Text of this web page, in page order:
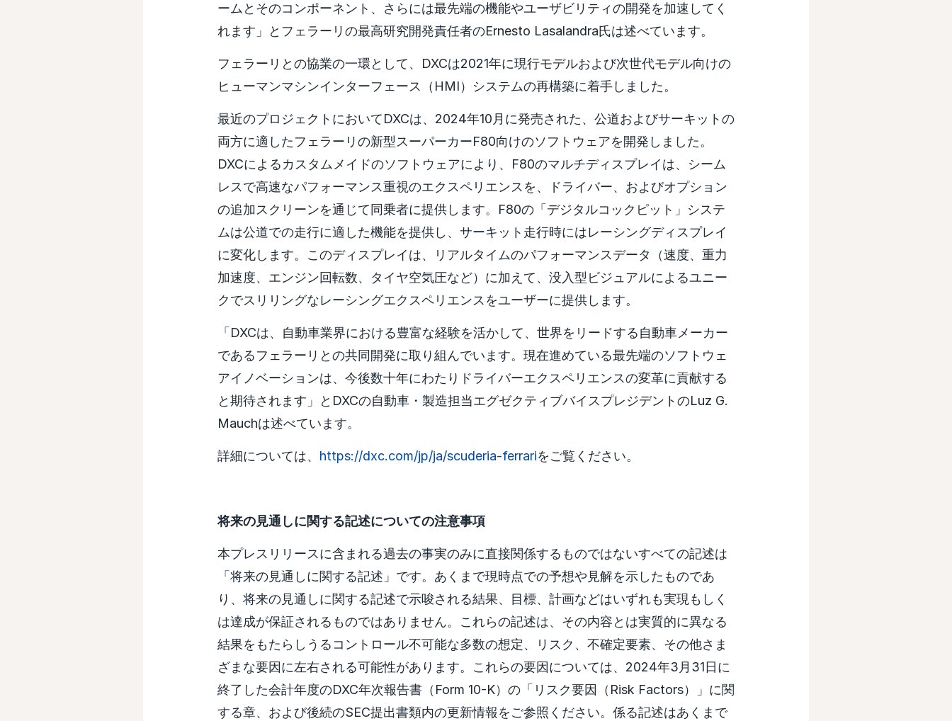
ームとそのコンポーネント、さらには最先端の機能やユーザビリティの開発を加速してく
れます」とフェラーリの最高研究開発責任者のErnesto Lasalandra氏は述べています。
フェラーリとの協業の一環として、DXCは2021年に現行モデルおよび次世代モデル向けの
ヒューマンマシンインターフェース（HMI）システムの再構築に着手しました。
最近のプロジェクトにおいてDXCは、2024年10月に発売された、公道およびサーキットの
両方に適したフェラーリの新型スーパーカーF80向けのソフトウェアを開発しました。
DXCによるカスタムメイドのソフトウェアにより、F80のマルチディスプレイは、シーム
レスで高速なパフォーマンス重視のエクスペリエンスを、ドライバー、およびオプション
の追加スクリーンを通じて同乗者に提供します。F80の「デジタルコックピット」システ
ムは公道での走行に適した機能を提供し、サーキット走行時にはレーシングディスプレイ
に変化します。このディスプレイは、リアルタイムのパフォーマンスデータ（速度、重力
加速度、エンジン回転数、タイヤ空気圧など）に加えて、没入型ビジュアルによるユニー
クでスリリングなレーシングエクスペリエンスをユーザーに提供します。
「DXCは、自動車業界における豊富な経験を活かして、世界をリードする自動車メーカー
であるフェラーリとの共同開発に取り組んでいます。現在進めている最先端のソフトウェ
アイノベーションは、今後数十年にわたりドライバーエクスペリエンスの変革に貢献する
と期待されます」とDXCの自動車・製造担当エグゼクティブバイスプレジデントのLuz G.
Mauchは述べています。
詳細については、 https://dxc.com/jp/ja/scuderia-ferrariをご覧ください。
将来の見通しに関する記述についての注意事項
本プレスリリースに含まれる過去の事実のみに直接関係するものではないすべての記述は
「将来の見通しに関する記述」です。あくまで現時点での予想や見解を示したものであ
り、将来の見通しに関する記述で示唆される結果、目標、計画などはいずれも実現もしく
は達成が保証されるものではありません。これらの記述は、その内容とは実質的に異なる
結果をもたらしうるコントロール不可能な多数の想定、リスク、不確定要素、その他さま
ざまな要因に左右される可能性があります。これらの要因については、2024年3月31日に
終了した会計年度のDXC年次報告書（Form 10-K）の「リスク要因（Risk Factors）」に関
する章、および後続のSEC提出書類内の更新情報をご参照ください。係る記述はあくまで